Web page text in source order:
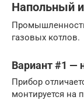
Напольный
газовых котлов.
Вариант #1 —
Прибор
монтируется на